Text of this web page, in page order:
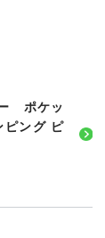
ポケッ
ピング ピ